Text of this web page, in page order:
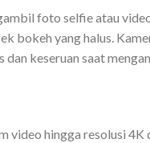
foto selfie atau
bokeh yang halus.
keseruan saat
video hingga resolusi